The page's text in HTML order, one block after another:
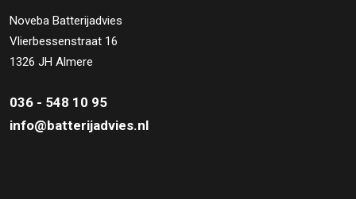
Noveba Batterijadvies
Vlierbessenstraat 16
1326 JH Almere
036 - 548 10 95
info@batterijadvies.nl